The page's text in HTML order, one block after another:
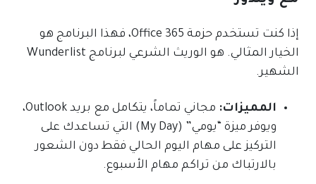
إذا كنت تستخدم حزمة Office 365، فهذا البرنامج هو
الخيار المثالي. هو الوريث الشرعي لبرنامج Wunderlist
الشهير.
المميزات:
مجاني تماماً، يتكامل مع بريد Outlook،
ويوفر ميزة “يومي” (My Day) التي تساعدك على
التركيز على مهام اليوم الحالي فقط دون الشعور
بالارتباك من تراكم مهام الأسبوع.